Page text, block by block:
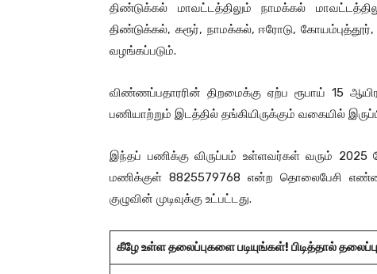
திண்டுக்கல் மாவட்டத்திலும் நாமக்கல்
திண்டுக்கல், கரூர், நாமக்கல், ஈரோடு,
வழங்கப்படும்.
விண்ணப்பதாரரின் திறமைக்கு ஏற்ப ரூபாய் 15
பணியாற்றும் இடத்தில் தங்கியிருக்கும் வகையில்
இந்தப் பணிக்கு விருப்பம் உள்ளவர்கள் வரும்
மணிக்குள் 8825579768 என்ற தொலைபேசி
குழுவின் முடிவுக்கு உட்பட்டது.
கீழே உள்ள தலைப்புகளை படியுங்கள்! பிடித்தால்